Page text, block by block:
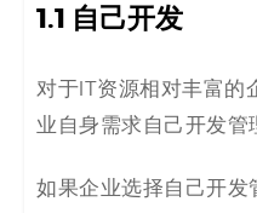
1.1 自己开发
对于IT资源相对丰富的
业自身需求自己开发管
如果企业选择自己开发